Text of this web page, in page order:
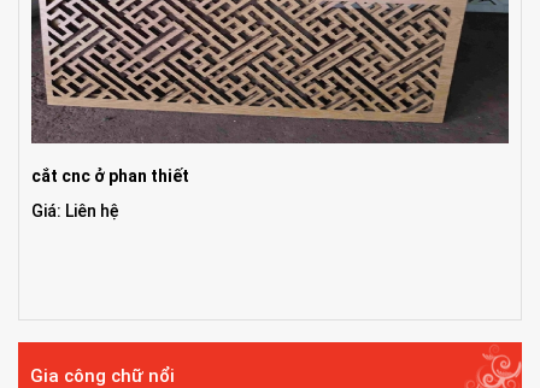
cắt cnc ở phan thiết
Giá: Liên hệ
Gia công chữ nổi